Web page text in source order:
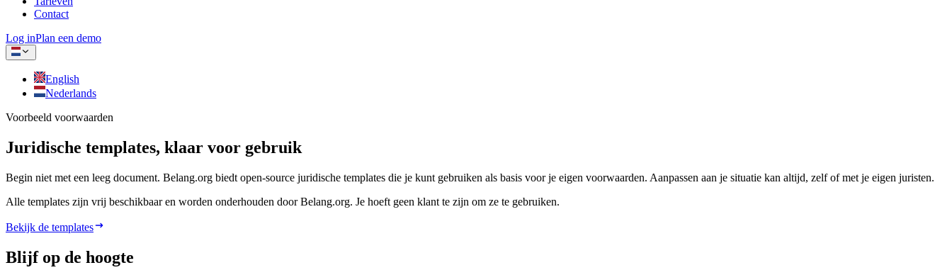
Contact
Log inPlan een demo
English
Nederlands
Voorbeeld voorwaarden
Juridische templates, klaar voor gebruik
Begin niet met een leeg document. Belang.org biedt open-source juridische templates die je kunt gebruiken als basis voor je eigen voorwaarden. Aanpassen aan je situatie kan altijd, zelf of met je eigen juristen.
Alle templates zijn vrij beschikbaar en worden onderhouden door Belang.org. Je hoeft geen klant te zijn om ze te gebruiken.
Bekijk de templates
Blijf op de hoogte